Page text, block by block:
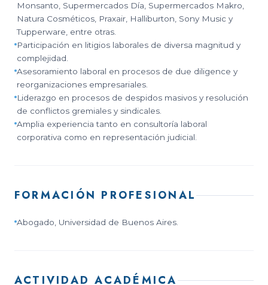
Monsanto, Supermercados Día, Supermercados Makro,
Natura Cosméticos, Praxair, Halliburton, Sony Music y
Tupperware, entre otras.
Participación en litigios laborales de diversa magnitud y
complejidad.
Asesoramiento laboral en procesos de due diligence y
reorganizaciones empresariales.
Liderazgo en procesos de despidos masivos y resolución
de conflictos gremiales y sindicales.
Amplia experiencia tanto en consultoría laboral
corporativa como en representación judicial.
FORMACIÓN PROFESIONAL
Abogado, Universidad de Buenos Aires.
ACTIVIDAD ACADÉMICA